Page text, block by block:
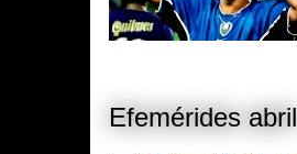
Efemérides abril